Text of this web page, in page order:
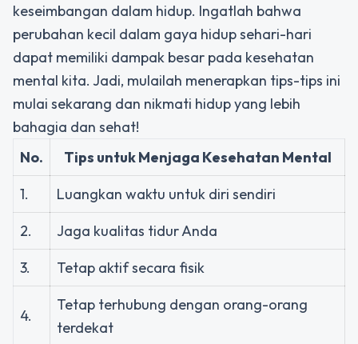
keseimbangan dalam hidup. Ingatlah bahwa
perubahan kecil dalam gaya hidup sehari-hari
dapat memiliki dampak besar pada kesehatan
mental kita. Jadi, mulailah menerapkan tips-tips ini
mulai sekarang dan nikmati hidup yang lebih
bahagia dan sehat!
No.
Tips untuk Menjaga Kesehatan Mental
1.
Luangkan waktu untuk diri sendiri
2.
Jaga kualitas tidur Anda
3.
Tetap aktif secara fisik
4.
Tetap terhubung dengan orang-orang
terdekat